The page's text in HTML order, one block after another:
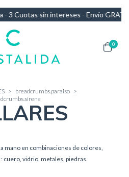
en compras de más de $140.000
0
> breadcrumbs.paraiso >
mano en combinaciones de colores,
cuero, vidrio, metales, piedras.